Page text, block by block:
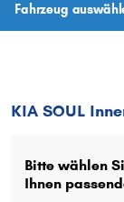
Fahrzeug
Wo finde ich die?
KIA SOUL
Bitte wählen
Ihnen